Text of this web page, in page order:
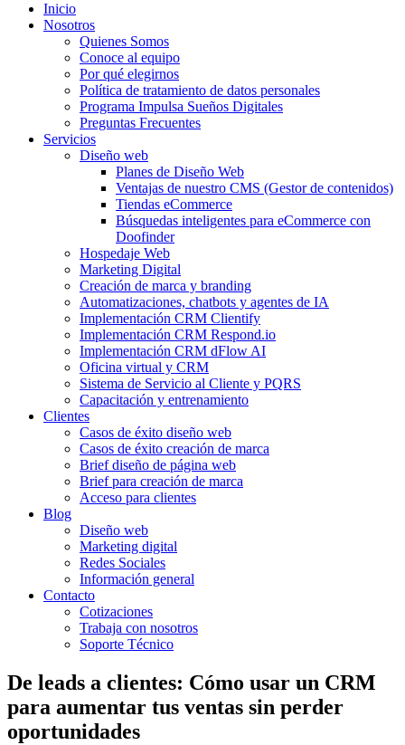
Inicio
Nosotros
Quienes Somos
Conoce al equipo
Por qué elegirnos
Política de tratamiento de datos personales
Programa Impulsa Sueños Digitales
Preguntas Frecuentes
Servicios
Diseño web
Planes de Diseño Web
Ventajas de nuestro CMS (Gestor de contenidos)
Tiendas eCommerce
Búsquedas inteligentes para eCommerce con
Doofinder
Hospedaje Web
Marketing Digital
Creación de marca y branding
Automatizaciones, chatbots y agentes de IA
Implementación CRM Clientify
Implementación CRM Respond.io
Implementación CRM dFlow AI
Oficina virtual y CRM
Sistema de Servicio al Cliente y PQRS
Capacitación y entrenamiento
Clientes
Casos de éxito diseño web
Casos de éxito creación de marca
Brief diseño de página web
Brief para creación de marca
Acceso para clientes
Blog
Diseño web
Marketing digital
Redes Sociales
Información general
Contacto
Cotizaciones
Trabaja con nosotros
Soporte Técnico
De leads a clientes: Cómo usar un CRM
para aumentar tus ventas sin perder
oportunidades